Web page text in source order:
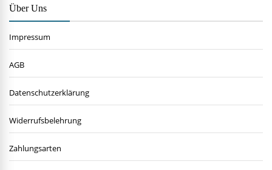
Über Uns
Impressum
AGB
Datenschutzerklärung
Widerrufsbelehrung
Zahlungsarten